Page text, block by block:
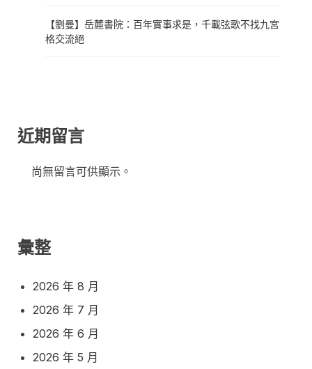
【劉曼】岳麓書院：百年實事求是，千載弦歌不找九宮
格交流絕
近期留言
尚無留言可供顯示。
彙整
2026 年 8 月
2026 年 7 月
2026 年 6 月
2026 年 5 月